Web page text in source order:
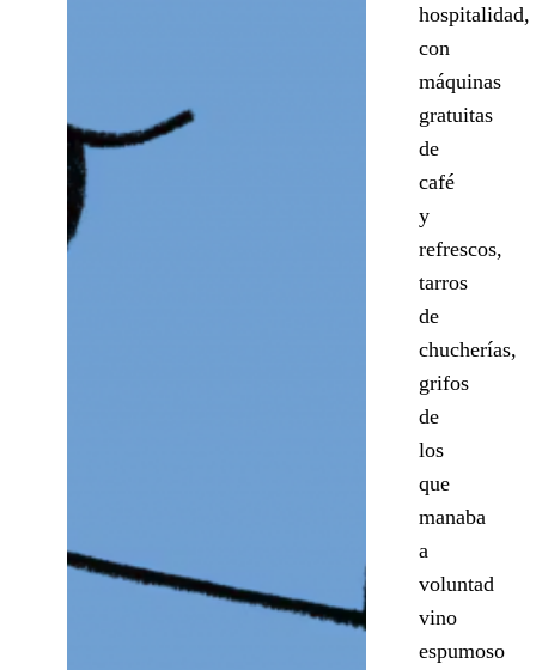
hospitalidad,
con
máquinas
gratuitas
de
café
y
refrescos,
tarros
de
chucherías,
grifos
de
los
que
manaba
a
voluntad
vino
espumoso